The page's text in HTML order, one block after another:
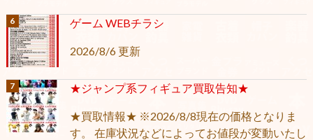
ゲーム WEBチラシ
2026/8/6 更新
★ジャンプ系フィギュア買取告知★
★買取情報★ ※2026/8/8現在の価格となりま
す。 在庫状況などによってお値段が変動いたし